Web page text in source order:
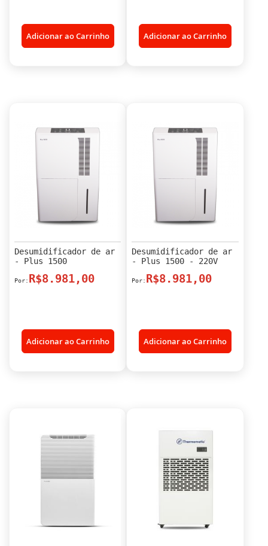
Adicionar ao Carrinho Adicionar ao Carrinho
Desumidificador de ar
- Plus 1500
R$8.981,00
Adicionar ao Carrinho
Desumidificador de ar
- Plus 1500 - 220V
R$8.981,00
Adicionar ao Carrinho